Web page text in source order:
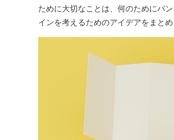
ために大切なことは、何のためにパ
インを考えるためのアイデアをまとめ